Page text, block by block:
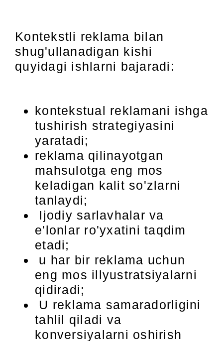
Kontekstli reklama bilan
shug'ullanadigan kishi
quyidagi ishlarni bajaradi:
kontekstual reklamani ishga
tushirish strategiyasini
yaratadi;
reklama qilinayotgan
mahsulotga eng mos
keladigan kalit so'zlarni
tanlaydi;
Ijodiy sarlavhalar va
e'lonlar ro'yxatini taqdim
etadi;
u har bir reklama uchun
eng mos illyustratsiyalarni
qidiradi;
U reklama samaradorligini
tahlil qiladi va
konversiyalarni oshirish